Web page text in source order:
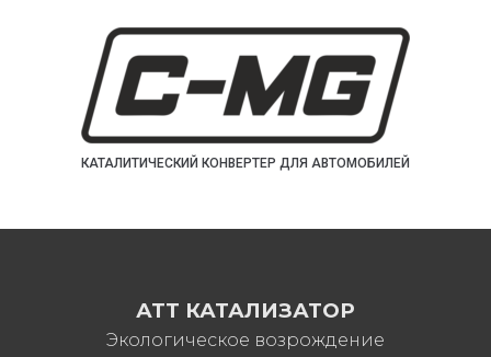
КАТАЛИТИЧЕСКИЙ КОНВЕРТЕР ДЛЯ АВТОМОБИЛЕЙ
АТТ КАТАЛИЗАТОР
Экологическое возрождение